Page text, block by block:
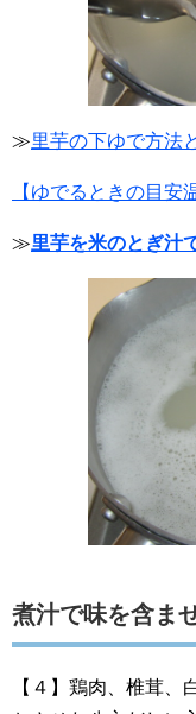
≫里芋の下ゆで方法
【ゆでるときの目安
≫里芋を米のとぎ汁
煮汁で味を含ま
【４】鶏肉、椎茸